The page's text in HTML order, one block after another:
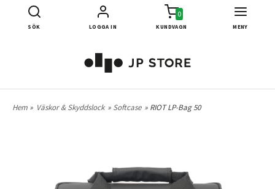
SÖK LOGGA IN
0
KUNDVAGN MENY
Hem » Väskor & Skyddslock » Softcase » RIOT LP-Bag 50